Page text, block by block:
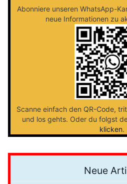
Abonniere unseren WhatsApp-
neue Informationen zu
Scanne einfach den QR-Code,
und los gehts. Oder du folgst
klicken.
Neue